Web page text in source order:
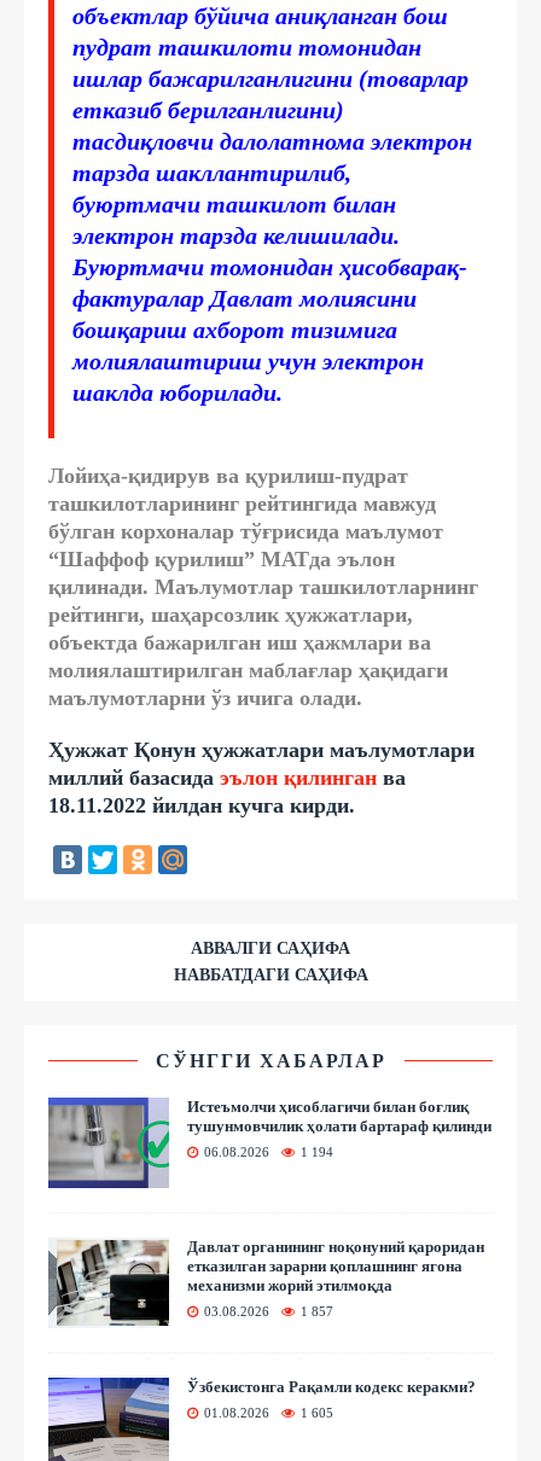
объектлар бўйича аниқланган бош
пудрат ташкилоти томонидан
ишлар бажарилганлигини (товарлар
етказиб берилганлигини)
тасдиқловчи далолатнома электрон
тарзда шакллантирилиб,
буюртмачи ташкилот билан
электрон тарзда келишилади.
Буюртмачи томонидан ҳисобварақ-
фактуралар Давлат молиясини
бошқариш ахборот тизимига
молиялаштириш учун электрон
шаклда юборилади.
Лойиҳа-қидирув ва қурилиш-пудрат
ташкилотларининг рейтингида мавжуд
бўлган корхоналар тўғрисида маълумот
“Шаффоф қурилиш” МАТда эълон
қилинади. Маълумотлар ташкилотларнинг
рейтинги, шаҳарсозлик ҳужжатлари,
объектда бажарилган иш ҳажмлари ва
молиялаштирилган маблағлар ҳақидаги
маълумотларни ўз ичига олади.
Ҳужжат Қонун ҳужжатлари маълумотлари
миллий базасида эълон қилинган ва
18.11.2022 йилдан кучга кирди.
АВВАЛГИ САҲИФА
НАВБАТДАГИ САҲИФА
СЎНГГИ ХАБАРЛАР
Истеъмолчи ҳисоблагичи билан боғлиқ
тушунмовчилик ҳолати бартараф қилинди
06.08.2026 1 194
Давлат органининг ноқонуний қароридан
етказилган зарарни қоплашнинг ягона
механизми жорий этилмоқда
03.08.2026 1 857
Ўзбекистонга Рақамли кодекс керакми?
01.08.2026 1 605